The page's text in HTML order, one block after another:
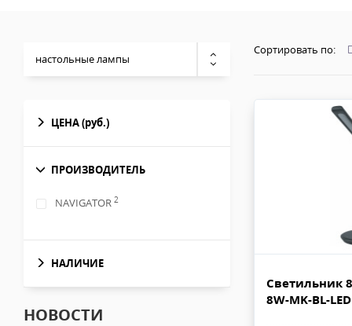
настольные лампы
ЦЕНА(руб.)
ПРОИЗВОДИТЕЛЬ
NAVIGATOR 2
НАЛИЧИЕ
НОВОСТИ
Сортировать по:
Светильник
8W-MK-BL-LED